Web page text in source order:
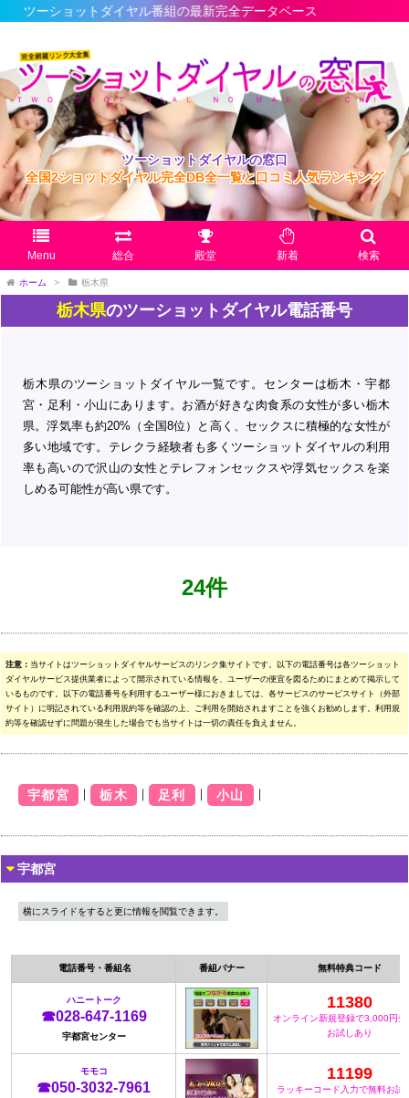
ットダイヤル番組の最新完全データベース
ツーショットダイヤルの窓口
全国2ショットダイヤル完全DB全一覧と口コミ人気ランキング
Menu 総合 殿堂 新着 検索
ホーム > 栃木県
栃木県のツーショットダイヤル電話番号
栃木県のツーショットダイヤル一覧です。センターは栃木・宇都
宮・足利・小山にあります。お酒が好きな肉食系の女性が多い栃木
県。浮気率も約20%（全国8位）と高く、セックスに積極的な女性が
多い地域です。テレクラ経験者も多くツーショットダイヤルの利用
率も高いので沢山の女性とテレフォンセックスや浮気セックスを楽
しめる可能性が高い県です。
24件
注意： 当サイトはツーショットダイヤルサービスのリンク集サイトです。以下の電話番号は各ツーショット
ダイヤルサービス提供業者によって開示されている情報を、ユーザーの便宜を図るためにまとめて掲示して
いるものです。以下の電話番号を利用するユーザー様におきましては、各サービスのサービスサイト（外部
サイト）に明記されている利用規約等を確認の上、ご利用を開始されますことを強くお勧めします。利用規
約等を確認せずに問題が発生した場合でも当サイトは一切の責任を負えません。
宇都宮 ｜ 栃木 ｜ 足利 ｜ 小山 ｜
宇都宮
横にスライドをすると更に情報を閲覧できます。
電話番号・番組名 番組バナー 無料特典コード
ハニートーク
☎028-647-1169
宇都宮センター
11380
オンライン新規登録で3,000円分
お試しあり
モモコ
☎050-3032-7961
11199
ラッキーコード入力で無料お試